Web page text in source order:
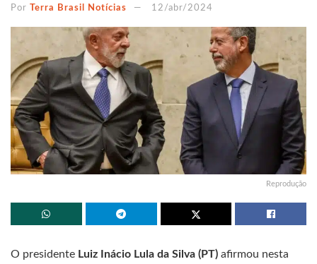
Por Terra Brasil Notícias 12/abr/2024
Reprodução
O presidente Luiz Inácio Lula da Silva (PT) afirmou nesta